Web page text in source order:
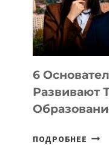
ОТ
6
Развивают
ПОДРОБНЕЕ 6